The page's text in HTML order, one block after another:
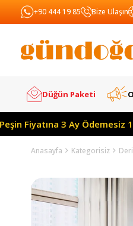
+90 444 19 85 Bize Ulaşın
Düğün Paketi
3 Ay Ödemesiz 10 Ay
Anasayfa Kategorisiz